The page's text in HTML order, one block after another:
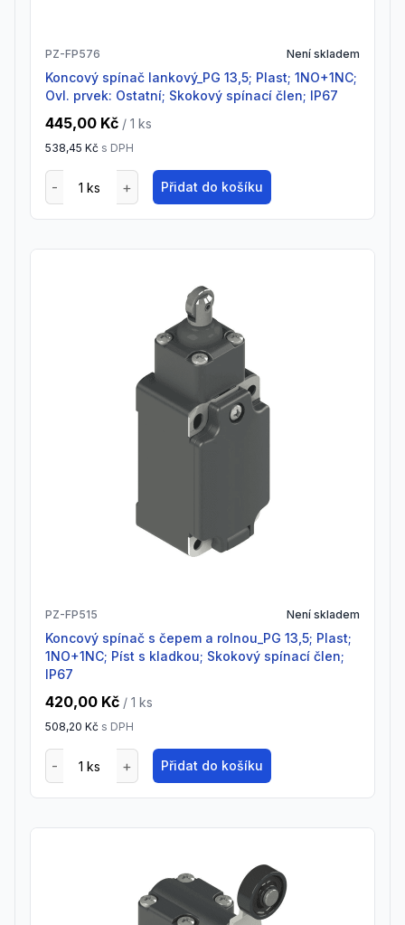
PZ-FP576 Není skladem
Koncový spínač lankový_PG 13,5; Plast; 1NO+1NC;
Ovl. prvek: Ostatní; Skokový spínací člen; IP67
445,00 Kč / 1 ks
538,45 Kč s DPH
Přidat do košíku
PZ-FP515 Není skladem
Koncový spínač s čepem a rolnou_PG 13,5; Plast;
1NO+1NC; Píst s kladkou; Skokový spínací člen;
IP67
420,00 Kč / 1 ks
508,20 Kč s DPH
Přidat do košíku